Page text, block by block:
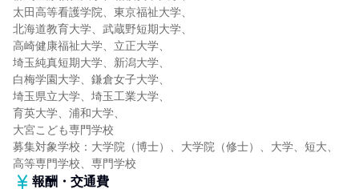
太田高等看護学院、東京福祉大学、
北海道教育大学、武蔵野短期大学、
高崎健康福祉大学、立正大学、
埼玉純真短期大学、新潟大学、
白梅学園大学、鎌倉女子大学、
埼玉県立大学、埼玉工業大学、
育英大学、浦和大学、
大宮こども専門学校
募集対象学校：大学院（博士）、大学院（修士）、大学、短大、
高等専門学校、専門学校
報酬・交通費